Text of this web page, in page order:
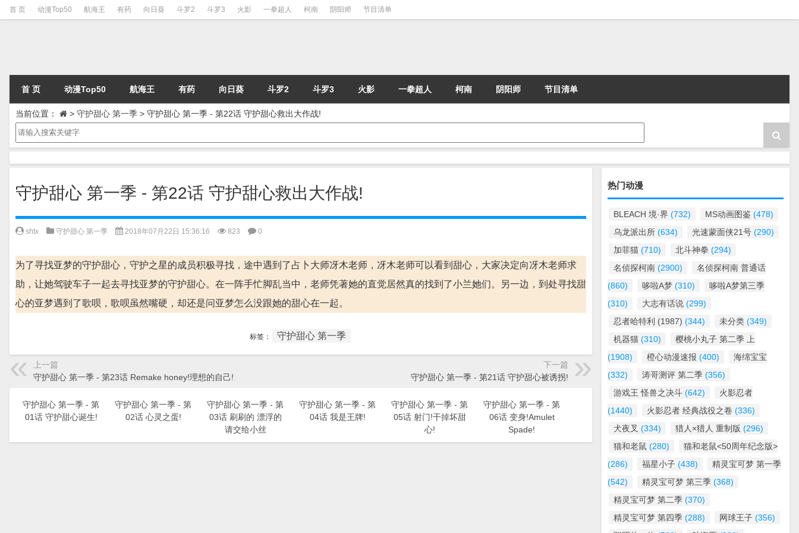
首 页 动漫Top50 航海王 有药 向日葵 斗罗2 斗罗3 火影 一拳超人 柯南 阴阳师 节目清单
首 页 动漫Top50 航海王 有药 向日葵 斗罗2 斗罗3 火影 一拳超人 柯南 阴阳师 节目清单
当前位置： > 守护甜心 第一季 > 守护甜心 第一季 - 第22话 守护甜心救出大作战!
守护甜心 第一季 - 第22话 守护甜心救出大作战!
shtx 守护甜心 第一季 2018年07月22日 15:36:16 823 0
为了寻找亚梦的守护甜心，守护之星的成员积极寻找，途中遇到了占卜大师冴木老师，冴木老师可以看到甜心，大家决定向冴木老师求
助，让她驾驶车子一起去寻找亚梦的守护甜心。在一阵手忙脚乱当中，老师凭著她的直觉居然真的找到了小兰她们。另一边，到处寻找甜
心的亚梦遇到了歌呗，歌呗虽然嘴硬，却还是问亚梦怎么没跟她的甜心在一起。
标签： 守护甜心 第一季
上一篇
守护甜心 第一季 - 第23话 Remake honey!理想的自己!
下一篇
守护甜心 第一季 - 第21话 守护甜心被诱拐!
守护甜心 第一季 - 第
01话 守护甜心诞生!
守护甜心 第一季 - 第
02话 心灵之蛋!
守护甜心 第一季 - 第
03话 刷刷的 漂浮的
请交给小丝
守护甜心 第一季 - 第
04话 我是王牌!
守护甜心 第一季 - 第
05话 射门!干掉坏甜
心!
守护甜心 第一季 - 第
06话 变身!Amulet
Spade!
热门动漫
BLEACH 境·界 (732) MS动画图鉴 (478)
乌龙派出所 (634) 光速蒙面侠21号 (290)
加菲猫 (710) 北斗神拳 (294)
名侦探柯南 (2900)
名侦探柯南 普通话
(860)
哆啦A梦 (310)
哆啦A梦第三季
(310)
大志有话说 (299)
忍者哈特利 (1987) (344) 未分类 (349)
机器猫 (310)
樱桃小丸子 第二季 上
(1908)
橙心动漫速报 (400)
海绵宝宝
(332)
涛哥测评 第二季 (356)
游戏王 怪兽之决斗 (642)
火影忍者
(1440)
火影忍者 经典战役之卷 (336)
犬夜叉 (334) 猎人×猎人 重制版 (296)
猫和老鼠 (280)
猫和老鼠<50周年纪念版>
(286)
福星小子 (438)
精灵宝可梦 第一季
(542)
精灵宝可梦 第三季 (368)
精灵宝可梦 第二季 (370)
精灵宝可梦 第四季 (288) 网球王子 (356)